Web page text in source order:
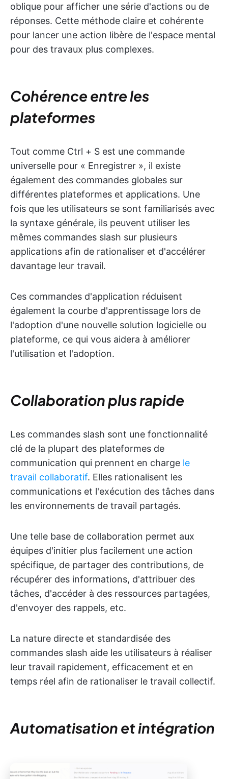
oblique pour afficher une série d'actions ou de
réponses. Cette méthode claire et cohérente
pour lancer une action libère de l'espace mental
pour des travaux plus complexes.
Cohérence entre les
plateformes
Tout comme Ctrl + S est une commande
universelle pour « Enregistrer », il existe
également des commandes globales sur
différentes plateformes et applications. Une
fois que les utilisateurs se sont familiarisés avec
la syntaxe générale, ils peuvent utiliser les
mêmes commandes slash sur plusieurs
applications afin de rationaliser et d'accélérer
davantage leur travail.
Ces commandes d'application réduisent
également la courbe d'apprentissage lors de
l'adoption d'une nouvelle solution logicielle ou
plateforme, ce qui vous aidera à améliorer
l'utilisation et l'adoption.
Collaboration plus rapide
Les commandes slash sont une fonctionnalité
clé de la plupart des plateformes de
communication qui prennent en charge le
travail collaboratif. Elles rationalisent les
communications et l'exécution des tâches dans
les environnements de travail partagés.
Une telle base de collaboration permet aux
équipes d'initier plus facilement une action
spécifique, de partager des contributions, de
récupérer des informations, d'attribuer des
tâches, d'accéder à des ressources partagées,
d'envoyer des rappels, etc.
La nature directe et standardisée des
commandes slash aide les utilisateurs à réaliser
leur travail rapidement, efficacement et en
temps réel afin de rationaliser le travail collectif.
Automatisation et intégration